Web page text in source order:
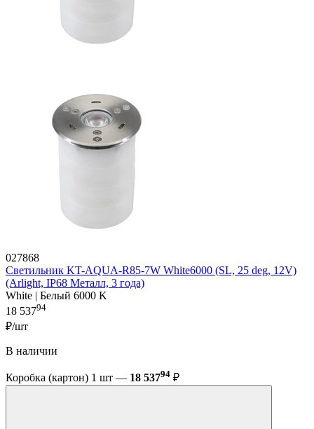
027868
Светильник KT-AQUA-R85-7W White6000 (SL, 25 deg, 12V)
(Arlight, IP68 Металл, 3 года)
White | Белый 6000 K
18 53794
₽/шт
В наличии
Коробка (картон) 1 шт — 18 53794 ₽